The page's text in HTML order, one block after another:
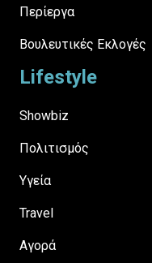
Περίεργα
Βουλευτικές Εκλογές
Lifestyle
Showbiz
Πολιτισμός
Υγεία
Travel
Αγορά